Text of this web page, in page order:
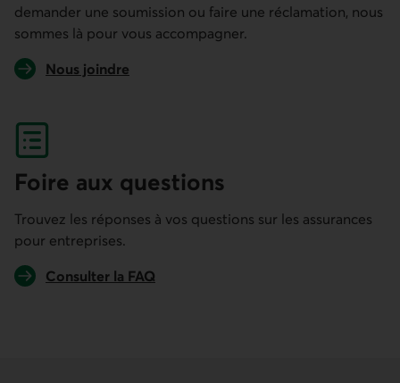
demander une soumission ou faire une réclamation, nous
sommes là pour vous accompagner.
Nous joindre
Foire aux questions
Trouvez les réponses à vos questions sur les assurances
pour entreprises.
Consulter la FAQ